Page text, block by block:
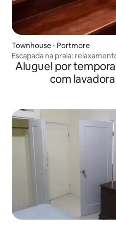
Townhouse ⋅ Portmore
Escapada na praia:
Aluguel por
com